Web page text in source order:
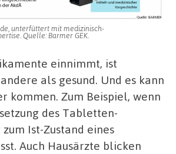
unterfüttert mit medizinisch-
Quelle: Barmer GEK.
einnimmt, ist
als gesund. Und es kann
kommen. Zum Beispiel, wenn
des Tabletten-
Ist-Zustand eines
Auch Hausärzte blicken